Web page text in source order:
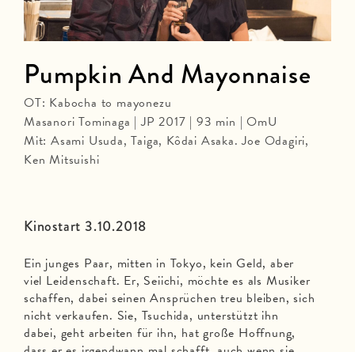
Kinostart 3.10.2018
Ein junges Paar, mitten in Tokyo, kein Geld, aber
viel Leidenschaft. Er, Seiichi, möchte es als Musiker
schaffen, dabei seinen Ansprüchen treu bleiben, sich
nicht verkaufen. Sie, Tsuchida, unterstützt ihn
dabei, geht arbeiten für ihn, hat große Hoffnung,
Pumpkin And Mayonnaise
OT: Kabocha to mayonezu
Masanori Tominaga | JP 2017 | 93 min | OmU
Mit: Asami Usuda, Taiga, Kôdai Asaka. Joe Odagiri,
Ken Mitsuishi